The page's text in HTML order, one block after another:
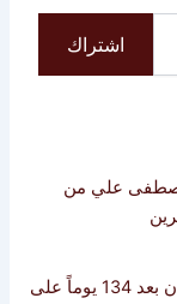
من
الإفراج عن القاصر مريم فايز سلطان بعد 134 يوماً على